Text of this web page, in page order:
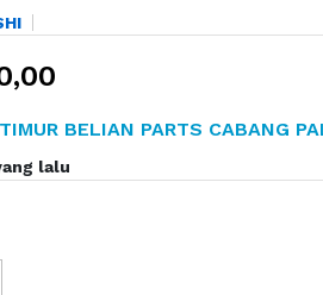
BELIAN PARTS CABANG
lalu